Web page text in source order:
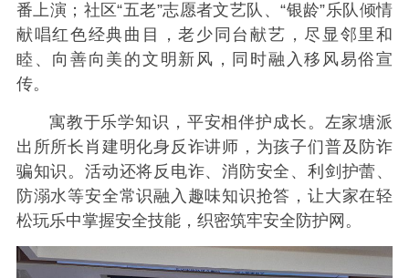
番上演；社区“五老”志愿者文艺队、“银龄”乐队倾情
献唱红色经典曲目，老少同台献艺，尽显邻里和
睦、向善向美的文明新风，同时融入移风易俗宣
传。
寓教于乐学知识，平安相伴护成长。左家塘派
出所所长肖建明化身反诈讲师，为孩子们普及防诈
骗知识。活动还将反电诈、消防安全、利剑护蕾、
防溺水等安全常识融入趣味知识抢答，让大家在轻
松玩乐中掌握安全技能，织密筑牢安全防护网。